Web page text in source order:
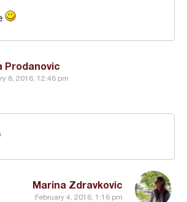
Prodanovic
8, 2016, 12:46 pm
Marina Zdravkovic
February 4, 2016, 1:16 pm